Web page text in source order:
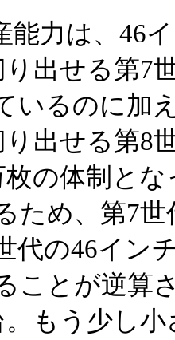
力は、46
出せる第7
いるのに加
出せる第8
枚の体制と
ため、第7
代の46イン
ことが逆算
。もう少し